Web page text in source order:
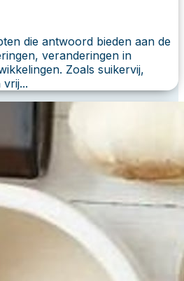
die antwoord bieden aan de
veranderingen in
Zoals suikervij,